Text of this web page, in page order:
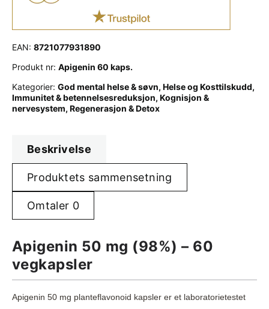
EAN: 8721077931890
Produkt nr: Apigenin 60 kaps.
Kategorier: God mental helse & søvn, Helse og Kosttilskudd,
Immunitet & betennelsesreduksjon, Kognisjon &
nervesystem, Regenerasjon & Detox
Beskrivelse
Produktets sammensetning
Omtaler 0
Apigenin 50 mg (98%) – 60
vegkapsler
Apigenin 50 mg planteflavonoid kapsler er et laboratorietestet